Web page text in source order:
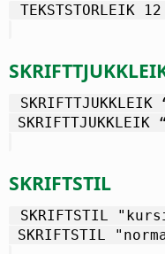
SKRIFTSTIL
SKRIFTSTIL
SKRIFTSTIL